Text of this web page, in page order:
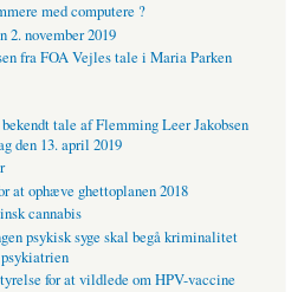
med computere ?
2. november 2019
fra FOA Vejles tale i Maria Parken
tale af Flemming Leer Jakobsen
den 13. april 2019
at ophæve ghettoplanen 2018
cannabis
psykisk syge skal begå kriminalitet
for at vildlede om HPV-vaccine